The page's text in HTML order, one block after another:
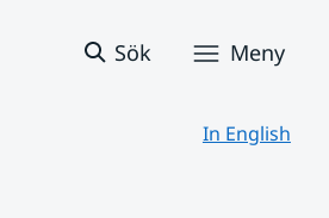
Sök Meny
In English